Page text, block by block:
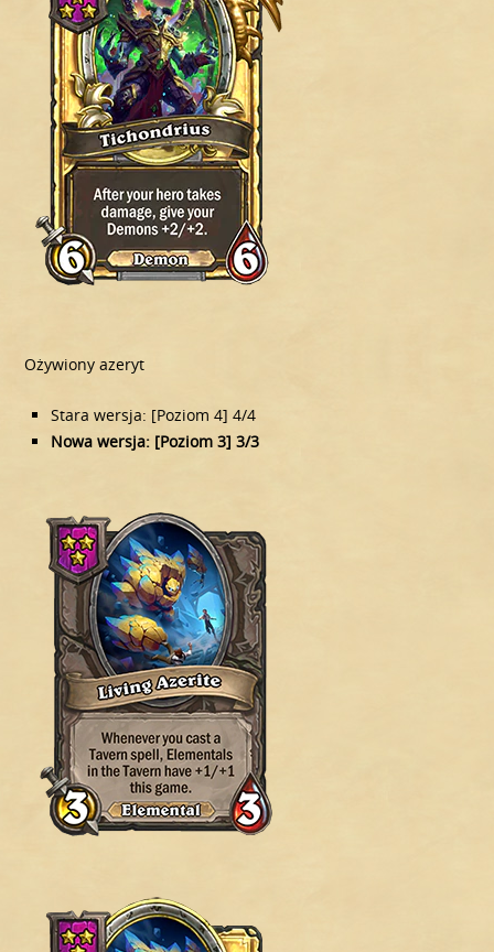
Ożywiony azeryt
Stara wersja: [Poziom 4] 4/4
Nowa wersja: [Poziom 3] 3/3